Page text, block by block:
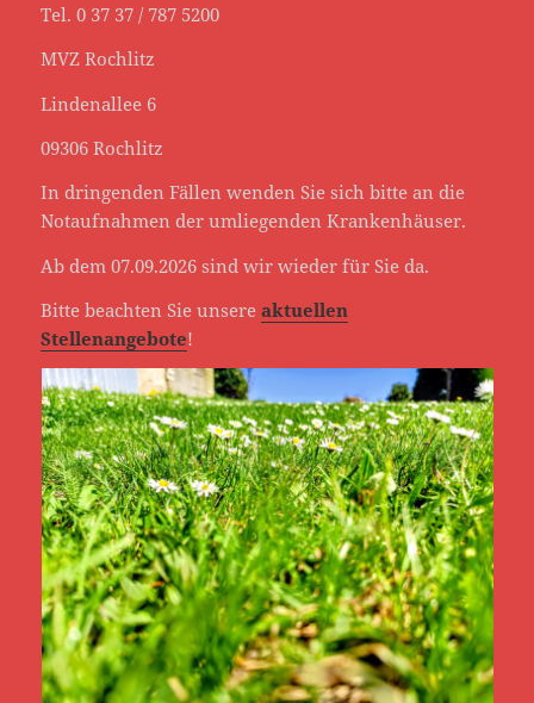
Tel. 0 37 37 / 787 5200
MVZ Rochlitz
Lindenallee 6
09306 Rochlitz
In dringenden Fällen wenden Sie sich bitte an die
Notaufnahmen der umliegenden Krankenhäuser.
Ab dem 07.09.2026 sind wir wieder für Sie da.
Bitte beachten Sie unsereaktuellen
Stellenangebote!